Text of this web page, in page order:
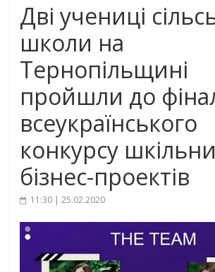
Дві учениці
школи на
Тернопільщині
пройшли до
всеукраїнського
конкурсу
бізнес-проектів
11:30 | 25.02.2020